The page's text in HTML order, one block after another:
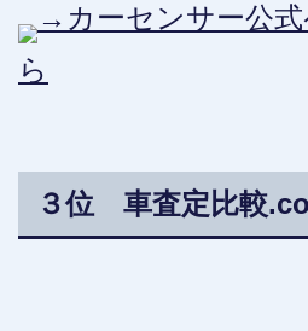
→カーセンサー公
ら
３位 車査定比較